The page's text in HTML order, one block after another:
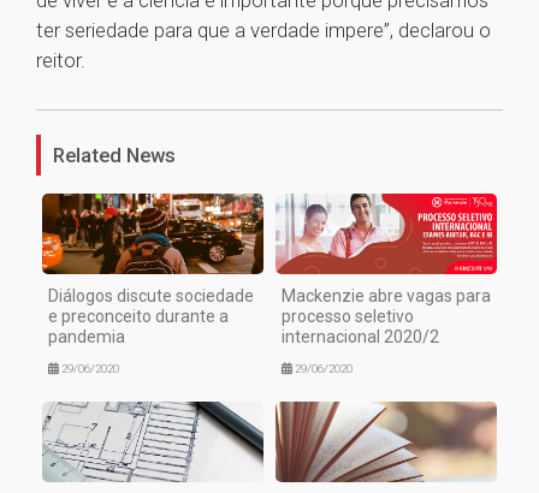
ter seriedade para que a verdade impere”, declarou o
reitor.
Related News
Diálogos discute sociedade
e preconceito durante a
pandemia
29/06/2020
Mackenzie abre vagas para
processo seletivo
internacional 2020/2
29/06/2020